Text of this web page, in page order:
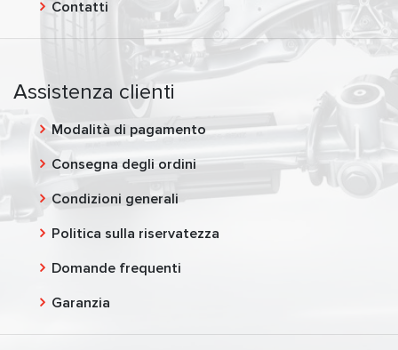
Contatti
Assistenza clienti
Modalità di pagamento
Consegna degli ordini
Condizioni generali
Politica sulla riservatezza
Domande frequenti
Garanzia